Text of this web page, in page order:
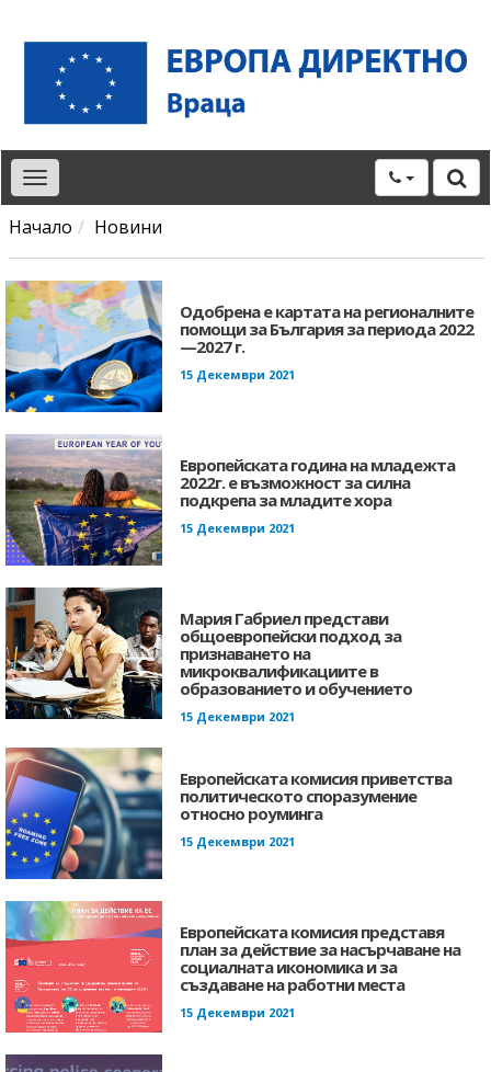
Toggle
navigation
Начало Новини
Одобрена е картата на регионалните
помощи за България за периода 2022
—2027 г.
15 Декември 2021
Европейската година на младежта
2022г. e възможност за силна
подкрепа за младите хора
15 Декември 2021
Мария Габриел представи
общоевропейски подход за
признаването на
микроквалификациите в
образованието и обучението
15 Декември 2021
Европейската комисия приветства
политическото споразумение
относно роумингa
15 Декември 2021
Европейската комисия представя
план за действие за насърчаване на
социалната икономика и за
създаване на работни места
15 Декември 2021